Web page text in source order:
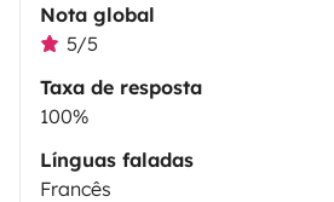
Nota global
5/5
Taxa de resposta
100%
Línguas faladas
Francês